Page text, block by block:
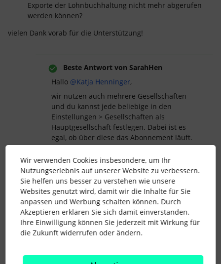
Exporte der Lohnbuchhaltung nicht mehr abgerufen
werden können?
vielen Dank vorab für die Unterstützung!
Beste Antwort von SarahHen
Hallo ​ @Katja Henninger,
wir nutzen auch mehrere Gesellschaften
und du kannst jede beliebige in den
Einstellungen > Gesellschaften als
Hauptgesellschaft festlegen. Dabei ist es
egal, ob über diese das Abonnement läuft.
beliebigen Person unabhängig der
Gesellschaft zuweisen. Beachte nur, dass
man nicht pro Gesellschaft die Admin-Rolle
vergeben kann, sondern der Admin dann
alle Gesellschaften sieht.
Deine letzte Frage kenne ich aus der Praxis
nicht, würde hier sie aber so verstehen, wie
du es schreibst.
Viele Grüße
Wir verwenden Cookies insbesondere, um Ihr
Nutzungserlebnis auf unserer Website zu verbessern.
Sie helfen uns besser zu verstehen wie unsere
Websites genutzt wird, damit wir die Inhalte für Sie
anpassen und Werbung schalten können. Durch
Akzeptieren erklären Sie sich damit einverstanden.
Ihre Einwilligung können Sie jederzeit mit Wirkung für
die Zukunft widerrufen oder ändern.